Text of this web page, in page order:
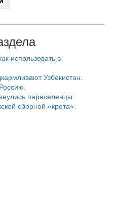
использовать в
Узбекистан.
переселенцы
сборной «крота».